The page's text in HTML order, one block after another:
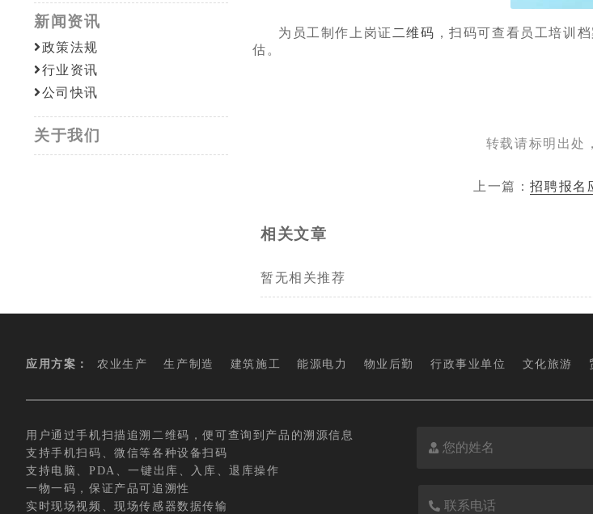
新闻资讯
政策法规
行业资讯
公司快讯
关于我们
为员工制作上岗证二维码 ，扫码可查看员工培训
估。
转载请标明出处
上一篇：招聘报名
相关文章
暂无相关推荐
应用方案： 农业生产 生产制造 建筑施工 能源电力 物业后勤 行政事业单位 文化旅游
用户通过手机扫描追溯二维码，便可查询到产品的溯源信息
支持手机扫码、微信等各种设备扫码
支持电脑、PDA、一键出库、入库、退库操作
一物一码，保证产品可追溯性
实时现场视频、现场传感器数据传输